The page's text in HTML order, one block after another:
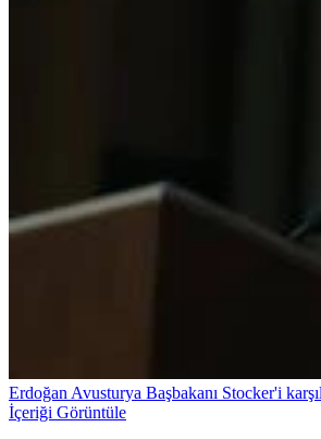
Erdoğan Avusturya Başbakanı Stocker'i
İçeriği Görüntüle